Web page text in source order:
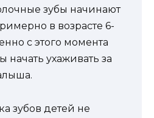
зубы начинают
в возрасте 6-
с этого момента
ухаживать за
зубов детей не